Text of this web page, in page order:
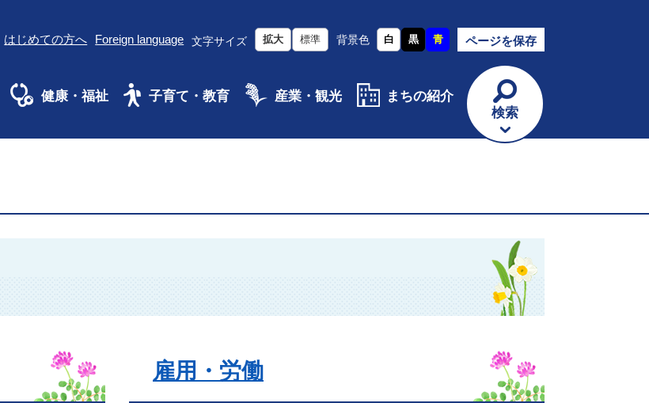
はじめての方へ Foreign language 文字サイズ 拡大 標準 背景色 白 黒 青 ページを保存
健康・福祉 子育て・教育 産業・観光
まちの紹介
検索
雇用・労働